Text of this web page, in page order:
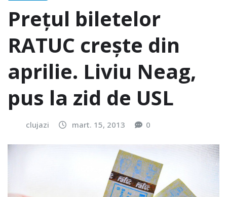
Preţul biletelor
RATUC creşte din
aprilie. Liviu Neag,
pus la zid de USL
clujazi mart. 15, 2013 0